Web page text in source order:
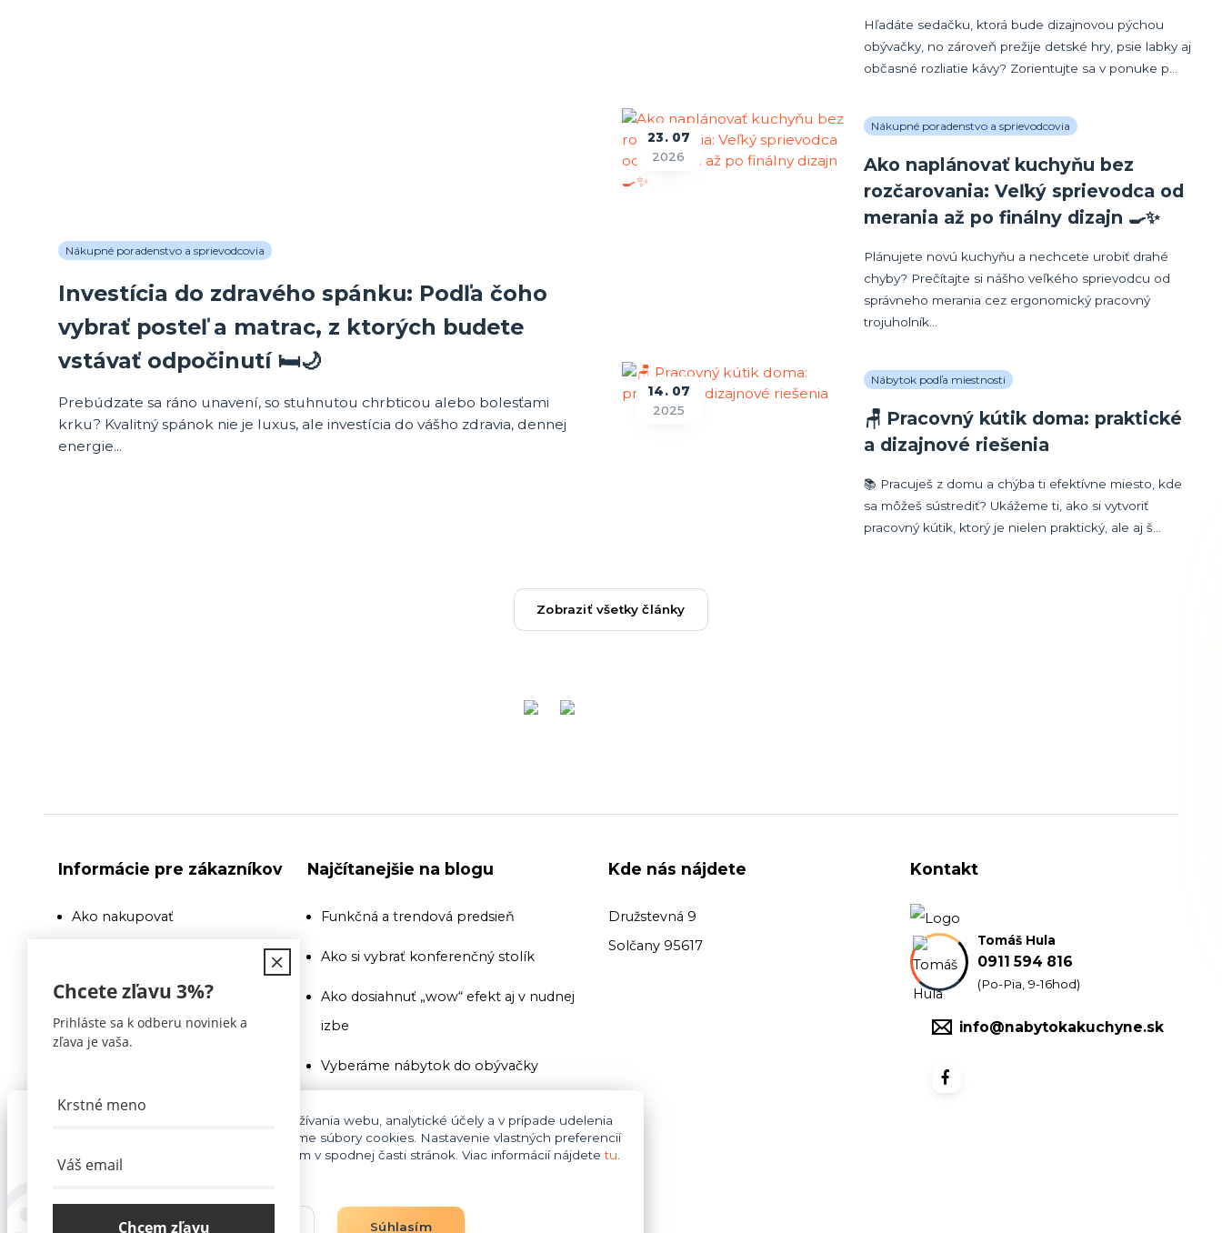
Nákupné poradenstvo a sprievodcovia
Investícia do zdravého spánku: Podľa čoho
vybrať posteľ a matrac, z ktorých budete
vstávať odpočinutí 🛏️🌙
Prebúdzate sa ráno unavení, so stuhnutou chrbticou alebo bolesťami
krku? Kvalitný spánok nie je luxus, ale investícia do vášho zdravia, dennej
energie...
Hľadáte sedačku, ktorá bude dizajnovou pýchou
obývačky, no zároveň prežije detské hry, psie labky aj
občasné rozliatie kávy? Zorientujte sa v ponuke p...
23
07
2026
Nákupné poradenstvo a sprievodcovia
Ako naplánovať kuchyňu bez
rozčarovania: Veľký sprievodca od
merania až po finálny dizajn 🍳✨
Plánujete novú kuchyňu a nechcete urobiť drahé
chyby? Prečítajte si nášho veľkého sprievodcu od
správneho merania cez ergonomický pracovný
trojuholník...
14
07
2025
Nábytok podľa miestnosti
🪑 Pracovný kútik doma: praktické
a dizajnové riešenia
📚 Pracuješ z domu a chýba ti efektívne miesto, kde
sa môžeš sústrediť? Ukážeme ti, ako si vytvoriť
pracovný kútik, ktorý je nielen praktický, ale aj š...
Zobraziť všetky články
Informácie pre zákazníkov
Ako nakupovať
Recenzie a odporúčania
Obchodné podmienky
Blog
Najčítanejšie na blogu
Funkčná a trendová predsieň
Ako si vybrať konferenčný stolík
Ako dosiahnuť „wow“ efekt aj v nudnej
izbe
Vyberáme nábytok do obývačky
Na toto si pri zariaďovani kúpeľne dajte
Vyberáme nábytok do obývačky
Kde nás nájdete
Družstevná 9
Solčany 95617
Kontakt
Tomáš Hula
0911 594 816
(Po-Pia, 9-16hod)
info@nabytokakuchyne.sk
Pre základnú funkčnosť, spríjemnenie používania webu, analytické účely a v prípade udelenia
súhlasu aj na účely cielenia reklamy využívame súbory cookies. Nastavenie vlastných preferencií
cookies môžete kedykoľvek upraviť odkazom v spodnej časti stránok. Viac informácií nájdetetu
Súhlasím
Chcete zľavu 3%?
Prihláste sa k odberu noviniek a
zľava je vaša.
Chcem zľavu